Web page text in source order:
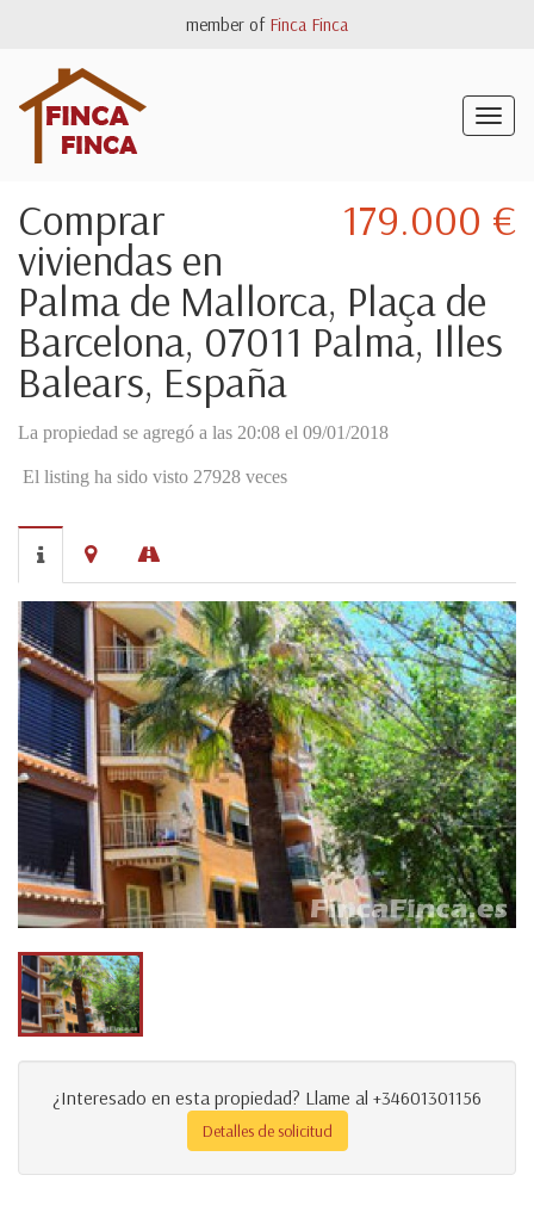
member of Finca Finca
179.000 €
Comprar
viviendas en
Palma de Mallorca, Plaça de
Barcelona, 07011 Palma, Illes
Balears, España
La propiedad se agregó a las 20:08 el 09/01/2018
El listing ha sido visto 27928 veces
¿Interesado en esta propiedad? Llame al +34601301156
Detalles de solicitud